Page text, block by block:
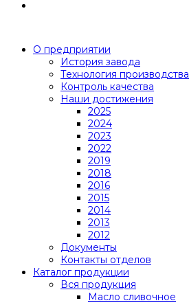
О предприятии
История завода
Технология производства
Контроль качества
Наши достижения
2025
2024
2023
2022
2019
2018
2016
2015
2014
2013
2012
Документы
Контакты отделов
Каталог продукции
Вся продукция
Масло сливочное